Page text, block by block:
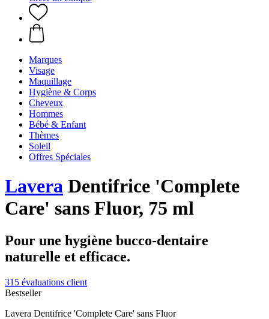
Marques
Visage
Maquillage
Hygiène & Corps
Cheveux
Hommes
Bébé & Enfant
Thèmes
Soleil
Offres Spéciales
Lavera Dentifrice 'Complete
Care' sans Fluor, 75 ml
Pour une hygiène bucco-dentaire
naturelle et efficace.
315 évaluations client
Bestseller
Lavera Dentifrice 'Complete Care' sans Fluor